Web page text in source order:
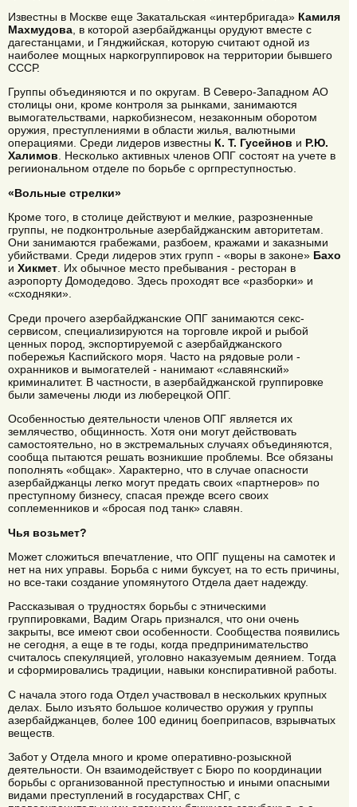
Известны в Москве еще Закатальская «интербригада» Камиля
Махмудова , в которой азербайджанцы орудуют вместе с
дагестанцами, и Гянджийская, которую считают одной из
наиболее мощных наркогруппировок на территории бывшего
СССР.
Группы объединяются и по округам. В Северо-Западном АО
столицы они, кроме контроля за рынками, занимаются
вымогательствами, наркобизнесом, незаконным оборотом
оружия, преступлениями в области жилья, валютными
операциями. Среди лидеров известны К. Т. Гусейнов и Р.Ю.
Халимов. Несколько активных членов ОПГ состоят на учете в
регииональном отделе по борьбе с оргпреступностью.
«Вольные стрелки»
Кроме того, в столице действуют и мелкие, разрозненные
группы, не подконтрольные азербайджанским авторитетам.
Они занимаются грабежами, разбоем, кражами и заказными
убийствами. Среди лидеров этих групп - «воры в законе» Бахо
и Хикмет. Их обычное место пребывания - ресторан в
аэропорту Домодедово. Здесь проходят все «разборки» и
«сходняки».
Среди прочего азербайджанские ОПГ занимаются секс-
сервисом, специализируются на торговле икрой и рыбой
ценных пород, экспортируемой с азербайджанского
побережья Каспийского моря. Часто на рядовые роли -
охранников и вымогателей - нанимают «славянский»
криминалитет. В частности, в азербайджанской группировке
были замечены люди из люберецкой ОПГ.
Особенностью деятельности членов ОПГ является их
землячество, общинность. Хотя они могут действовать
самостоятельно, но в экстремальных случаях объединяются,
сообща пытаются решать возникшие проблемы. Все обязаны
пополнять «общак». Характерно, что в случае опасности
азербайджанцы легко могут предать своих «партнеров» по
преступному бизнесу, спасая прежде всего своих
соплеменников и «бросая под танк» славян.
Чья возьмет?
Может сложиться впечатление, что ОПГ пущены на самотек и
нет на них управы. Борьба с ними буксует, на то есть причины,
но все-таки создание упомянутого Отдела дает надежду.
Рассказывая о трудностях борьбы с этническими
группировками, Вадим Огарь признался, что они очень
закрыты, все имеют свои особенности. Сообщества появились
не сегодня, а еще в те годы, когда предпринимательство
считалось спекуляцией, уголовно наказуемым деянием. Тогда
и сформировались традиции, навыки конспиративной работы.
С начала этого года Отдел участвовал в нескольких крупных
делах. Было изъято большое количество оружия у группы
азербайджанцев, более 100 единиц боеприпасов, взрывчатых
веществ.
Забот у Отдела много и кроме оперативно-розыскной
деятельности. Он взаимодействует с Бюро по координации
борьбы с организованной преступностью и иными опасными
видами преступлений в государствах СНГ, с